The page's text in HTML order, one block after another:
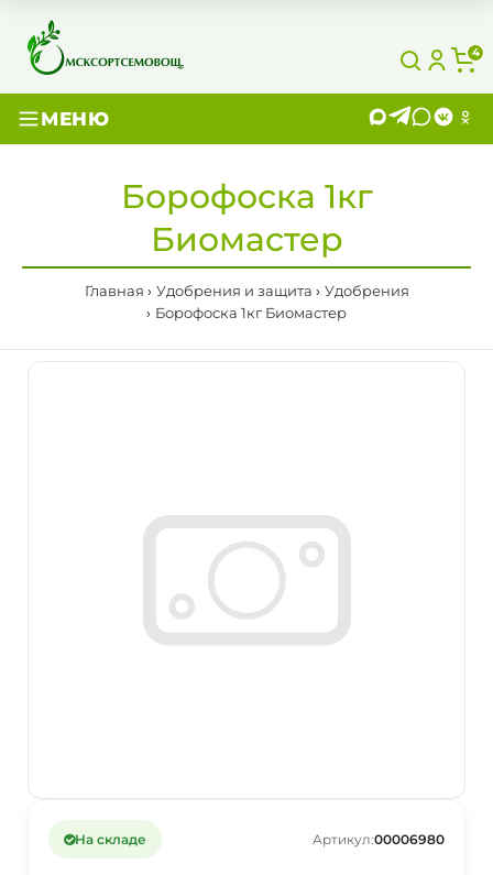
4
МЕНЮ
Борофоска 1кг
Биомастер
Главная Удобрения и защита
Удобрения
Борофоска 1кг Биомастер
На складе Артикул:00006980